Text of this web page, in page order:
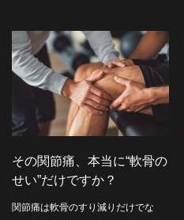
その関節痛、本当に“軟骨の
せい”だけですか？
関節痛は軟骨のすり減りだけでな